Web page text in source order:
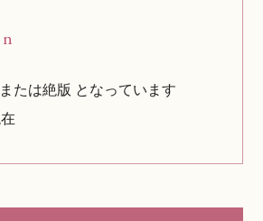
たは絶版 となっています